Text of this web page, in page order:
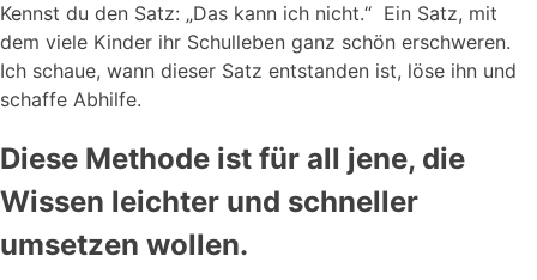
Kennst du den Satz: „Das kann ich nicht.“ Ein Satz, mit
dem viele Kinder ihr Schulleben ganz schön erschweren.
Ich schaue, wann dieser Satz entstanden ist, löse ihn und
schaffe Abhilfe.
Diese Methode ist für all jene, die
Wissen leichter und schneller
umsetzen wollen.